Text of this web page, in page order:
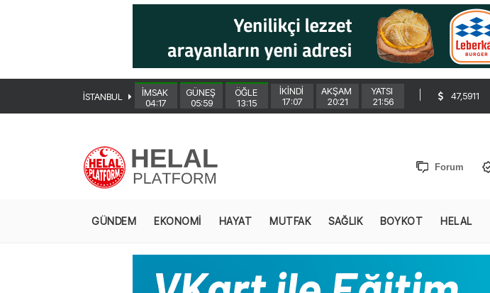
İSTANBUL
İMSAK
04:17
GÜNEŞ
05:59
ÖĞLE
13:15
İKİNDİ
17:07
AKŞAM
20:21
YATSI
21:56
47,5911
Forum
GÜNDEM EKONOMİ HAYAT MUTFAK SAĞLIK BOYKOT HELAL